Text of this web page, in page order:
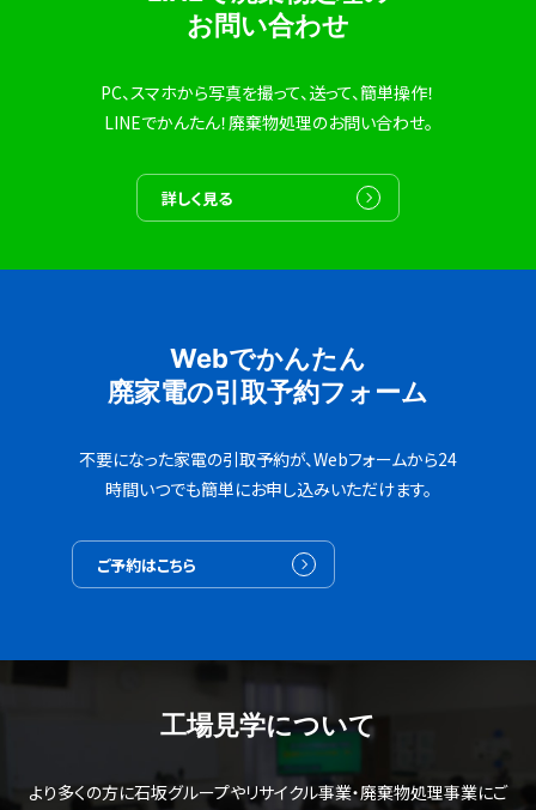
お問い合わせ
PC、スマホから写真を撮って、送って、簡単操作！
LINEでかんたん！廃棄物処理のお問い合わせ。
詳しく見る
Webでかんたん
廃家電の引取予約フォーム
不要になった家電の引取予約が、Webフォームから24
時間いつでも簡単にお申し込みいただけます。
ご予約はこちら
工場見学について
より多くの方に石坂グループやリサイクル事業・廃棄物処理事業にご